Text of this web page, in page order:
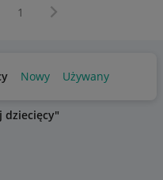
1 Następna strona
Nowy Używany
dziecięcy"